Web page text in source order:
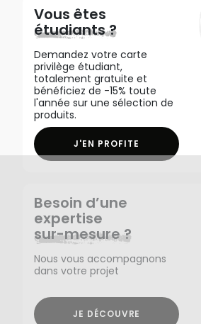
Vous êtes
étudiants ?
Demandez votre carte
privilège étudiant,
totalement gratuite et
bénéficiez de -15% toute
l'année sur une sélection de
produits.
J'EN PROFITE
Besoin d’une
expertise
sur-mesure ?
Nous vous accompagnons
dans votre projet
JE DÉCOUVRE